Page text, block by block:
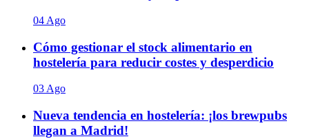
04 Ago
Cómo gestionar el stock alimentario en
hostelería para reducir costes y desperdicio
03 Ago
Nueva tendencia en hostelería: ¡los brewpubs
llegan a Madrid!